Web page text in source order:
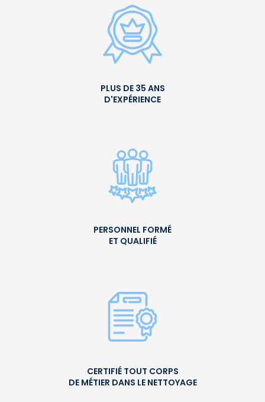
PLUS DE 35 ANS
D'EXPÉRIENCE
PERSONNEL FORMÉ
ET QUALIFIÉ
CERTIFIÉ TOUT CORPS
DE MÉTIER DANS LE NETTOYAGE